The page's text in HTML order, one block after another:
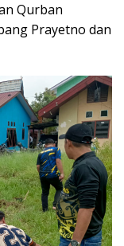
Qurban
Prayetno dan